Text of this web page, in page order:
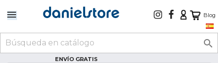
Blog

ENVÍO GRATIS